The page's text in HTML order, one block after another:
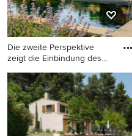
Die zweite Perspektive
zeigt die Einbindung des
Mittelgroßer Mediterraner
Pool neben dem Haus in
rechteckiger Form mit Pool-
Gartenbau und
Natursteinplatten in Sonstige